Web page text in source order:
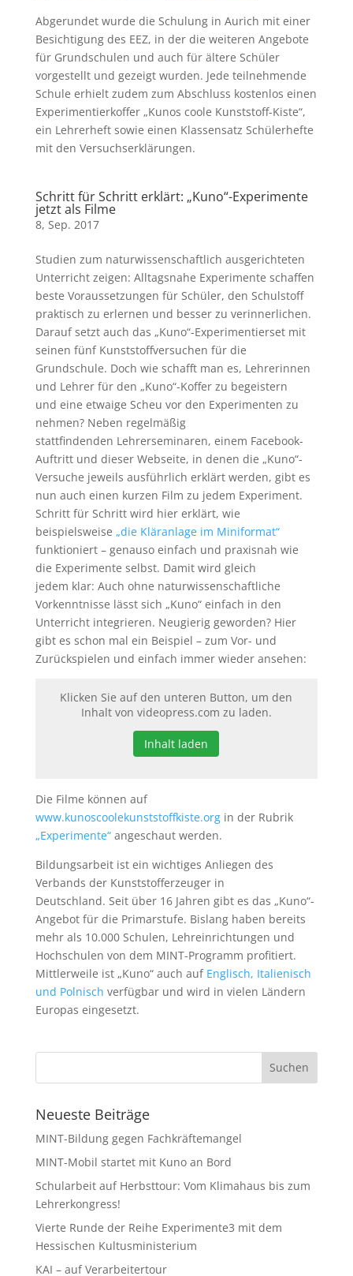
Abgerundet wurde die Schulung in Aurich mit einer
Besichtigung des EEZ, in der die weiteren Angebote
für Grundschulen und auch für ältere Schüler
vorgestellt und gezeigt wurden. Jede teilnehmende
Schule erhielt zudem zum Abschluss kostenlos einen
Experimentierkoffer „Kunos coole Kunststoff-Kiste“,
ein Lehrerheft sowie einen Klassensatz Schülerhefte
mit den Versuchserklärungen.
Schritt für Schritt erklärt: „Kuno“-Experimente
jetzt als Filme
8, Sep. 2017
Studien zum naturwissenschaftlich ausgerichteten
Unterricht zeigen: Alltagsnahe Experimente schaffen
beste Voraussetzungen für Schüler, den Schulstoff
praktisch zu erlernen und besser zu verinnerlichen.
Darauf setzt auch das „Kuno“-Experimentierset mit
seinen fünf Kunststoffversuchen für die
Grundschule. Doch wie schafft man es, Lehrerinnen
und Lehrer für den „Kuno“-Koffer zu begeistern
und eine etwaige Scheu vor den Experimenten zu
nehmen? Neben regelmäßig
stattfindenden Lehrerseminaren, einem Facebook-
Auftritt und dieser Webseite, in denen die „Kuno“-
Versuche jeweils ausführlich erklärt werden, gibt es
nun auch einen kurzen Film zu jedem Experiment.
Schritt für Schritt wird hier erklärt, wie
beispielsweise „die Kläranlage im Miniformat“
funktioniert – genauso einfach und praxisnah wie
die Experimente selbst. Damit wird gleich
jedem klar: Auch ohne naturwissenschaftliche
Vorkenntnisse lässt sich „Kuno“ einfach in den
Unterricht integrieren. Neugierig geworden? Hier
gibt es schon mal ein Beispiel – zum Vor- und
Zurückspielen und einfach immer wieder ansehen:
Klicken Sie auf den unteren Button, um den
Inhalt von videopress.com zu laden.
Inhalt laden
Die Filme können auf
www.kunoscoolekunststoffkiste.orgin der Rubrik
„Experimente“angeschaut werden.
Bildungsarbeit ist ein wichtiges Anliegen des
Verbands der Kunststofferzeuger in
Deutschland. Seit über 16 Jahren gibt es das „Kuno“-
Angebot für die Primarstufe. Bislang haben bereits
mehr als 10.000 Schulen, Lehreinrichtungen und
Hochschulen von dem MINT-Programm profitiert.
Mittlerweile ist „Kuno“ auch auf Englisch, Italienisch
und Polnisch verfügbar und wird in vielen Ländern
Europas eingesetzt.
Neueste Beiträge
MINT-Bildung gegen Fachkräftemangel
MINT-Mobil startet mit Kuno an Bord
Schularbeit auf Herbsttour: Vom Klimahaus bis zum
Lehrerkongress!
Vierte Runde der Reihe Experimente3 mit dem
Hessischen Kultusministerium
KAI – auf Verarbeitertour